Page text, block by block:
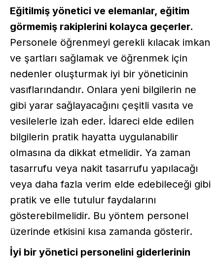
Eğitilmiş yönetici ve elemanlar, eğitim
görmemiş rakiplerini kolayca geçerler.
Personele öğrenmeyi gerekli kılacak imkan
ve şartları sağlamak ve öğrenmek için
nedenler oluşturmak iyi bir yöneticinin
vasıflarındandır. Onlara yeni bilgilerin ne
gibi yarar sağlayacağını çeşitli vasıta ve
vesilelerle izah eder. İdareci elde edilen
bilgilerin pratik hayatta uygulanabilir
olmasına da dikkat etmelidir. Ya zaman
tasarrufu veya nakit tasarrufu yapılacağı
veya daha fazla verim elde edebileceği gibi
pratik ve elle tutulur faydalarını
gösterebilmelidir. Bu yöntem personel
üzerinde etkisini kısa zamanda gösterir.
İyi bir yönetici personelini giderlerinin